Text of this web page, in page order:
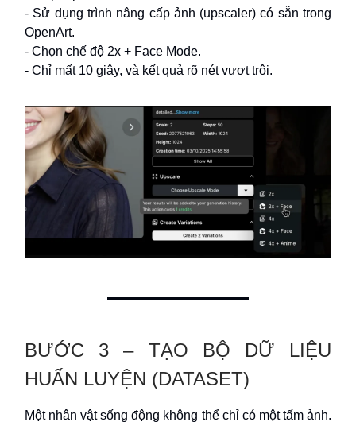
- Sử dụng trình nâng cấp ảnh (upscaler) có sẵn trong
OpenArt.
- Chọn chế độ 2x + Face Mode.
- Chỉ mất 10 giây, và kết quả rõ nét vượt trội.
BƯỚC 3 – TẠO BỘ DỮ LIỆU
HUẤN LUYỆN (DATASET)
Một nhân vật sống động không thể chỉ có một tấm ảnh.